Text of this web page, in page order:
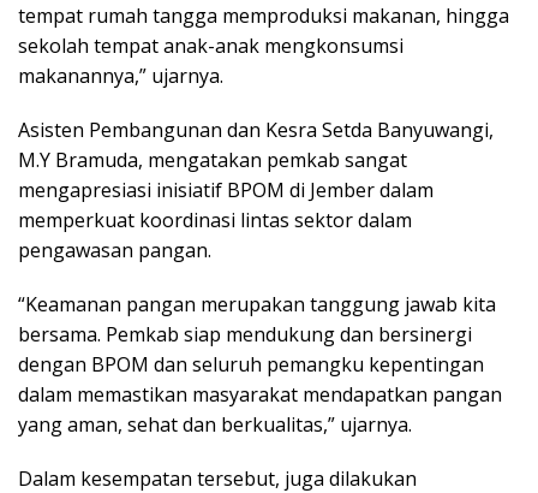
tempat rumah tangga memproduksi makanan, hingga
sekolah tempat anak-anak mengkonsumsi
makanannya,” ujarnya.
Asisten Pembangunan dan Kesra Setda Banyuwangi,
M.Y Bramuda, mengatakan pemkab sangat
mengapresiasi inisiatif BPOM di Jember dalam
memperkuat koordinasi lintas sektor dalam
pengawasan pangan.
“Keamanan pangan merupakan tanggung jawab kita
bersama. Pemkab siap mendukung dan bersinergi
dengan BPOM dan seluruh pemangku kepentingan
dalam memastikan masyarakat mendapatkan pangan
yang aman, sehat dan berkualitas,” ujarnya.
Dalam kesempatan tersebut, juga dilakukan